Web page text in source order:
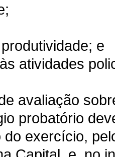
e
atividades
avaliação
probatório
exercício,